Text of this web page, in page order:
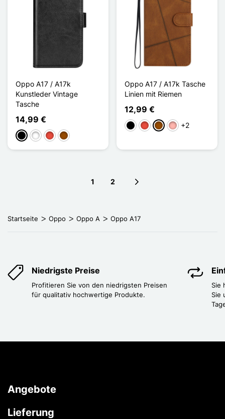
Oppo A17 / A17k
Kunstleder Vintage
Tasche
14,99 €
Schwarz
WeißRot Braun
Oppo A17 / A17k Tasche
Linien mit Riemen
12,99 €
Schwarz
Rot BraunRoségold
+2
1 2
Startseite Oppo Oppo A Oppo A17
Niedrigste Preise
Profitieren Sie von den niedrigsten Preisen
für qualitativ hochwertige Produkte.
Sie
Sie
Angebote
Lieferung